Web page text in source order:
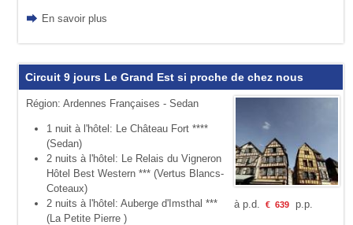
En savoir plus
Circuit 9 jours Le Grand Est si proche de chez nous
Région: Ardennes Françaises - Sedan
1 nuit à l'hôtel: Le Château Fort ****
(Sedan)
2 nuits à l'hôtel: Le Relais du Vigneron
Hôtel Best Western *** (Vertus Blancs-
Coteaux)
2 nuits à l'hôtel: Auberge d'Imsthal ***
(La Petite Pierre )
à p.d. € 639p.p.